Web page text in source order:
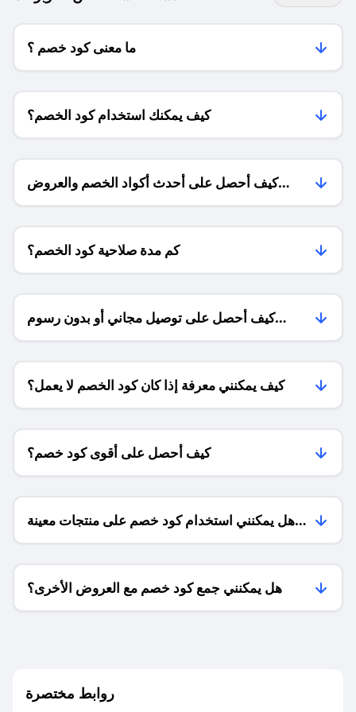
ما معنى كود خصم ؟
كيف يمكنك استخدام كود الخصم؟
كيف أحصل على أحدث أكواد الخصم والعروض
للمتاجر؟
كم مدة صلاحية كود الخصم؟
كيف أحصل على توصيل مجاني أو بدون رسوم
الشحن ؟
كيف يمكنني معرفة إذا كان كود الخصم لا يعمل؟
كيف أحصل على أقوى كود خصم؟
هل يمكنني استخدام كود خصم على منتجات معينة
فقط؟
هل يمكنني جمع كود خصم مع العروض الأخرى؟
روابط مختصرة